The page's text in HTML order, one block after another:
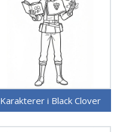
Karakterer i Black Clover